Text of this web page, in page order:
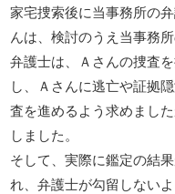
家宅捜索後に当事務所の
んは、検討のうえ当事務
弁護士は、Ａさんの捜査
し、Ａさんに逃亡や証拠
査を進めるよう求めまし
しました。
そして、実際に鑑定の結
れ、弁護士が勾留しない